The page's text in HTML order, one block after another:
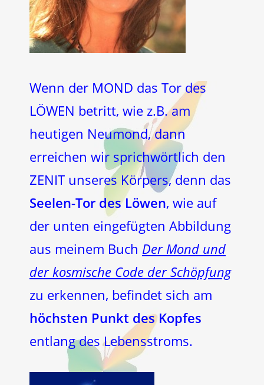
Wenn der MOND das Tor des
LÖWEN betritt, wie z.B. am
heutigen Neumond, dann
erreichen wir sprichwörtlich den
ZENIT unseres Körpers, denn das
Seelen-Tor des Löwen, wie auf
der unten eingefügten Abbildung
aus meinem Buch Der Mond und
der kosmische Code der Schöpfung
zu erkennen, befindet sich am
höchsten Punkt des Kopfes
entlang des Lebensstroms.